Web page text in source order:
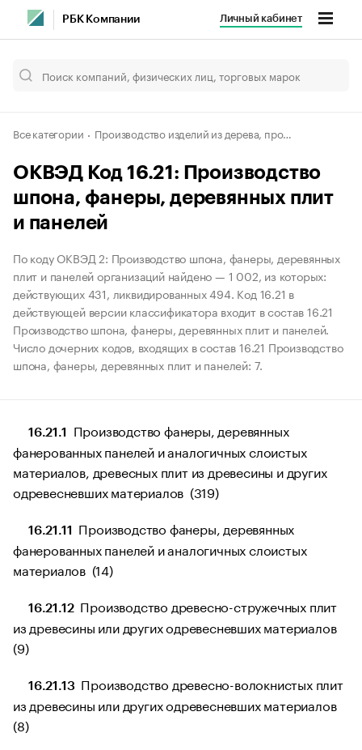
РБК Компании Личный кабинет
Все категории Производство изделий из дерева, пробки, соломки и материалов для плетения
ОКВЭД Код 16.21: Производство
шпона, фанеры, деревянных плит
и панелей
По коду ОКВЭД 2: Производство шпона, фанеры, деревянных
плит и панелей организаций найдено — 1 002, из которых:
действующих 431, ликвидированных 494. Код 16.21 в
действующей версии классификатора входит в состав 16.21
Производство шпона, фанеры, деревянных плит и панелей.
Число дочерних кодов, входящих в состав 16.21 Производство
шпона, фанеры, деревянных плит и панелей: 7.
16.21.1
Производство фанеры, деревянных
фанерованных панелей и аналогичных слоистых
материалов, древесных плит из древесины и других
одревесневших материалов (319)
16.21.11
Производство фанеры, деревянных
фанерованных панелей и аналогичных слоистых
материалов (14)
16.21.12 Производство древесно-стружечных плит
из древесины или других одревесневших материалов
(9)
16.21.13 Производство древесно-волокнистых плит
из древесины или других одревесневших материалов
(8)